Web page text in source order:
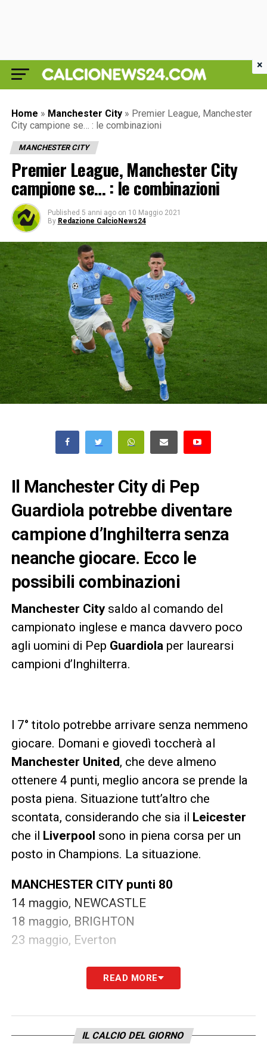
Home » Manchester City » Premier League, Manchester
City campione se… : le combinazioni
MANCHESTER CITY
Premier League, Manchester City
campione se… : le combinazioni
Published 5 anni ago on 10 Maggio 2021
By Redazione CalcioNews24
Il Manchester City di Pep
Guardiola potrebbe diventare
campione d’Inghilterra senza
neanche giocare. Ecco le
possibili combinazioni
Manchester Citysaldo al comando del
campionato inglese e manca davvero poco
agli uomini di Pep Guardiola per laurearsi
campioni d’Inghilterra.
l 7° titolo potrebbe arrivare senza nemmeno
giocare. Domani e giovedì toccherà al
Manchester United, che deve almeno
ottenere 4 punti, meglio ancora se prende la
posta piena. Situazione tutt’altro che
scontata, considerando che sia il Leicester
che il Liverpool sono in piena corsa per un
posto in Champions. La situazione.
MANCHESTER CITY punti 80
14 maggio, NEWCASTLE
18 maggio, BRIGHTON
23 maggio, Everton
MANCHESTER UNITED punti 70
11 maggio, Leicester
18 maggio, Fulham
23 maggio, WOLVERHAMPTON
READ MORE
IL CALCIO DEL GIORNO
×